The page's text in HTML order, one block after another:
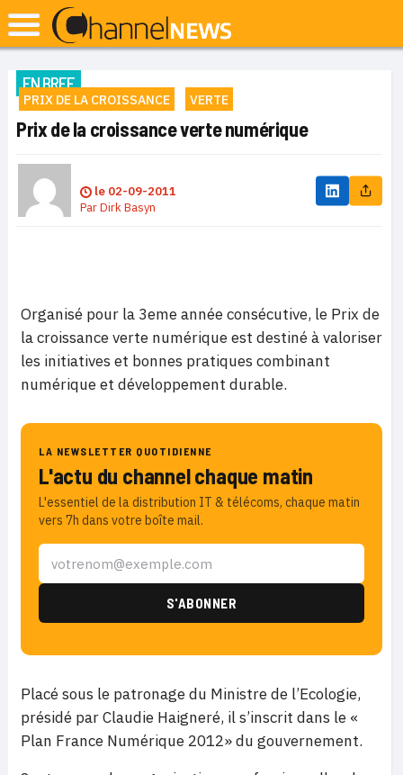
EN BREF
PRIX DE LA CROISSANCE VERTE
Prix de la croissance verte numérique
le 02-09-2011
ParDirk Basyn
Organisé pour la 3eme année consécutive, le Prix de
la croissance verte numérique est destiné à valoriser
les initiatives et bonnes pratiques combinant
numérique et développement durable.
LA NEWSLETTER QUOTIDIENNE
L'actu du channel chaque matin
L'essentiel de la distribution IT & télécoms, chaque matin
vers 7h dans votre boîte mail.
Placé sous le patronage du Ministre de l’Ecologie,
présidé par Claudie Haigneré, il s’inscrit dans le «
Plan France Numérique 2012» du gouvernement.